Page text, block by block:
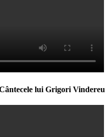
lui Grigori Vindereu